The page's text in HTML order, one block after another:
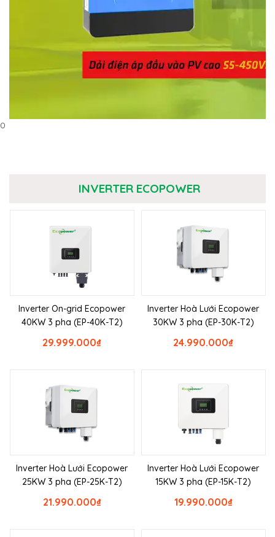
0
INVERTER ECOPOWER
Inverter On-grid Ecopower
40KW 3 pha (EP-40K-T2)
₫
29.999.000
Inverter Hoà Lưới Ecopower
30KW 3 pha (EP-30K-T2)
₫
24.990.000
Inverter Hoà Lưới Ecopower
25KW 3 pha (EP-25K-T2)
₫
21.990.000
Inverter Hoà Lưới Ecopower
15KW 3 pha (EP-15K-T2)
₫
19.990.000